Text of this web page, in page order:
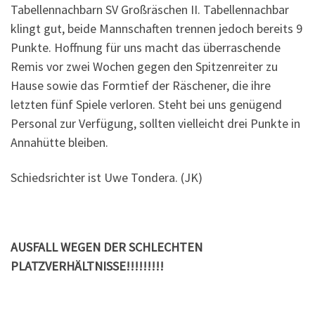
Tabellennachbarn SV Großräschen II. Tabellennachbar
klingt gut, beide Mannschaften trennen jedoch bereits 9
Punkte. Hoffnung für uns macht das überraschende
Remis vor zwei Wochen gegen den Spitzenreiter zu
Hause sowie das Formtief der Räschener, die ihre
letzten fünf Spiele verloren. Steht bei uns genügend
Personal zur Verfügung, sollten vielleicht drei Punkte in
Annahütte bleiben.
Schiedsrichter ist Uwe Tondera. (JK)
AUSFALL WEGEN DER SCHLECHTEN
PLATZVERHÄLTNISSE!!!!!!!!!